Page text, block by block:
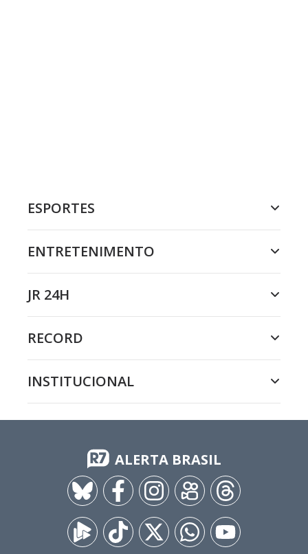
ESPORTES
ENTRETENIMENTO
JR 24H
RECORD
INSTITUCIONAL
ALERTA BRASIL